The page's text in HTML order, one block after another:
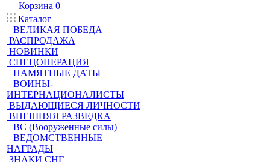
Корзина 0
Каталог
ВЕЛИКАЯ ПОБЕДА
РАСПРОДАЖА
НОВИНКИ
СПЕЦОПЕРАЦИЯ
ПАМЯТНЫЕ ДАТЫ
ВОИНЫ-
ИНТЕРНАЦИОНАЛИСТЫ
ВЫДАЮЩИЕСЯ ЛИЧНОСТИ
ВНЕШНЯЯ РАЗВЕДКА
ВС (Вооруженные силы)
ВЕДОМСТВЕННЫЕ
НАГРАДЫ
ЗНАКИ СНГ